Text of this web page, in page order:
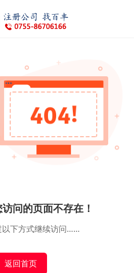
问的页面不存在！
以下方式继续访问……
返回首页